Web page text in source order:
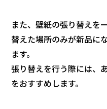
また、壁紙の張り替えを
替えた場所のみが新品に
ます。
張り替えを行う際には、
をおすすめします。